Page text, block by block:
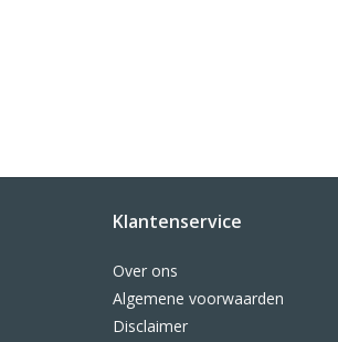
Klantenservice
Over ons
Algemene voorwaarden
Disclaimer